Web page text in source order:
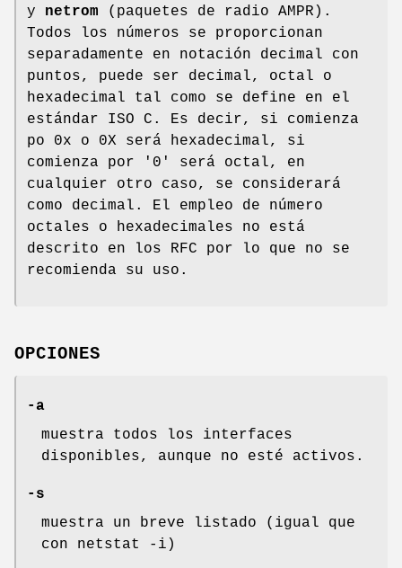
y netrom (paquetes de radio AMPR).
Todos los números se proporcionan
separadamente en notación decimal con
puntos, puede ser decimal, octal o
hexadecimal tal como se define en el
estándar ISO C. Es decir, si comienza
po 0x o 0X será hexadecimal, si
comienza por '0' será octal, en
cualquier otro caso, se considerará
como decimal. El empleo de número
octales o hexadecimales no está
descrito en los RFC por lo que no se
recomienda su uso.
OPCIONES
-a
muestra todos los interfaces
disponibles, aunque no esté activos.
-s
muestra un breve listado (igual que
con netstat -i)